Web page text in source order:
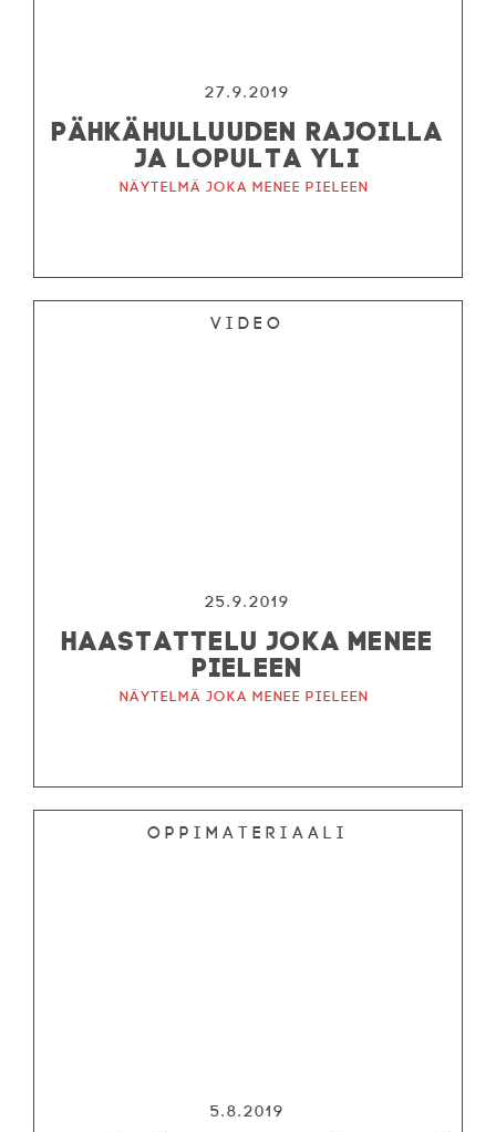
27.9.2019
PÄHKÄHULLUUDEN RAJOILLA
JA LOPULTA YLI
Näytelmä joka menee pieleen
Video
25.9.2019
HAASTATTELU JOKA MENEE
PIELEEN
Näytelmä joka menee pieleen
Oppimateriaali
5.8.2019